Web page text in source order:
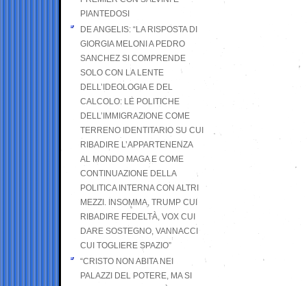
PIANTEDOSI
DE ANGELIS: “LA RISPOSTA DI
GIORGIA MELONI A PEDRO
SANCHEZ SI COMPRENDE
SOLO CON LA LENTE
DELL’IDEOLOGIA E DEL
CALCOLO: LE POLITICHE
DELL’IMMIGRAZIONE COME
TERRENO IDENTITARIO SU CUI
RIBADIRE L’APPARTENENZA
AL MONDO MAGA E COME
CONTINUAZIONE DELLA
POLITICA INTERNA CON ALTRI
MEZZI. INSOMMA, TRUMP CUI
RIBADIRE FEDELTÀ, VOX CUI
DARE SOSTEGNO, VANNACCI
CUI TOGLIERE SPAZIO”
“CRISTO NON ABITA NEI
PALAZZI DEL POTERE, MA SI